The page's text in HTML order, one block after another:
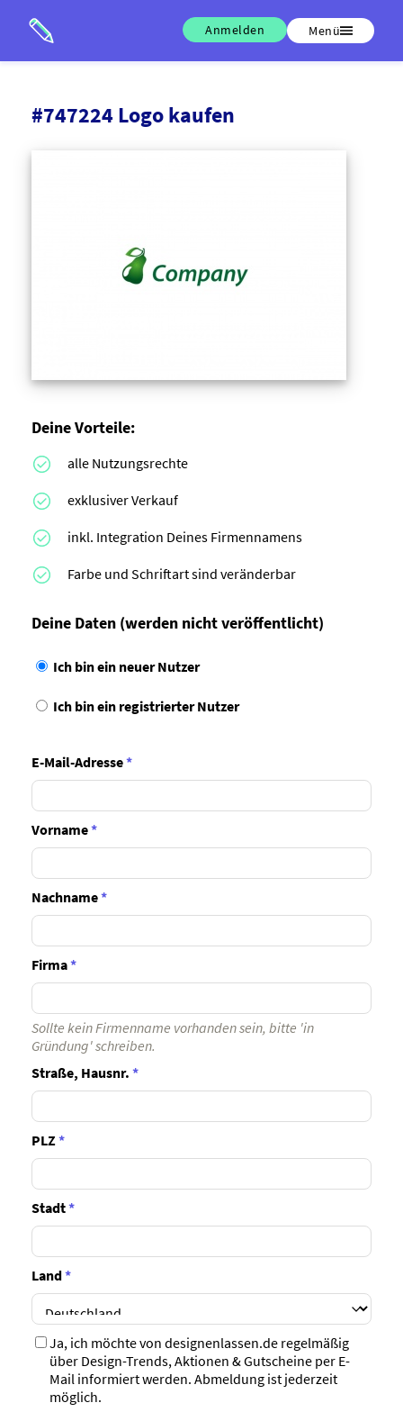
Anmelden Menü
#747224 Logo kaufen
Deine Vorteile:
alle Nutzungsrechte
exklusiver Verkauf
inkl. Integration Deines Firmennamens
Farbe und Schriftart sind veränderbar
Deine Daten (werden nicht veröffentlicht)
Ich bin ein neuer Nutzer
Ich bin ein registrierter Nutzer
E-Mail-Adresse*
Vorname*
Nachname*
Firma*
Sollte kein Firmenname vorhanden sein, bitte 'in
Gründung' schreiben.
Straße, Hausnr. *
PLZ*
Stadt*
Land*
Ja, ich möchte von designenlassen.de regelmäßig
über Design-Trends, Aktionen & Gutscheine per E-
Mail informiert werden. Abmeldung ist jederzeit
möglich.